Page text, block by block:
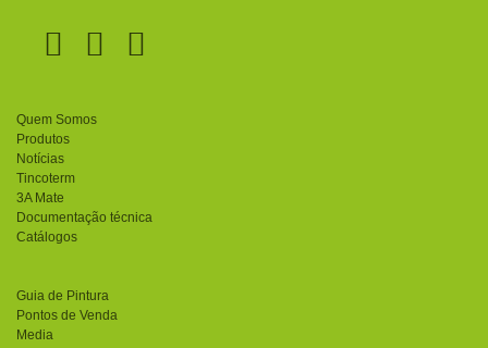
Quem Somos
Produtos
Notícias
Tincoterm
3A Mate
Documentação técnica
Catálogos
Guia de Pintura
Pontos de Venda
Media